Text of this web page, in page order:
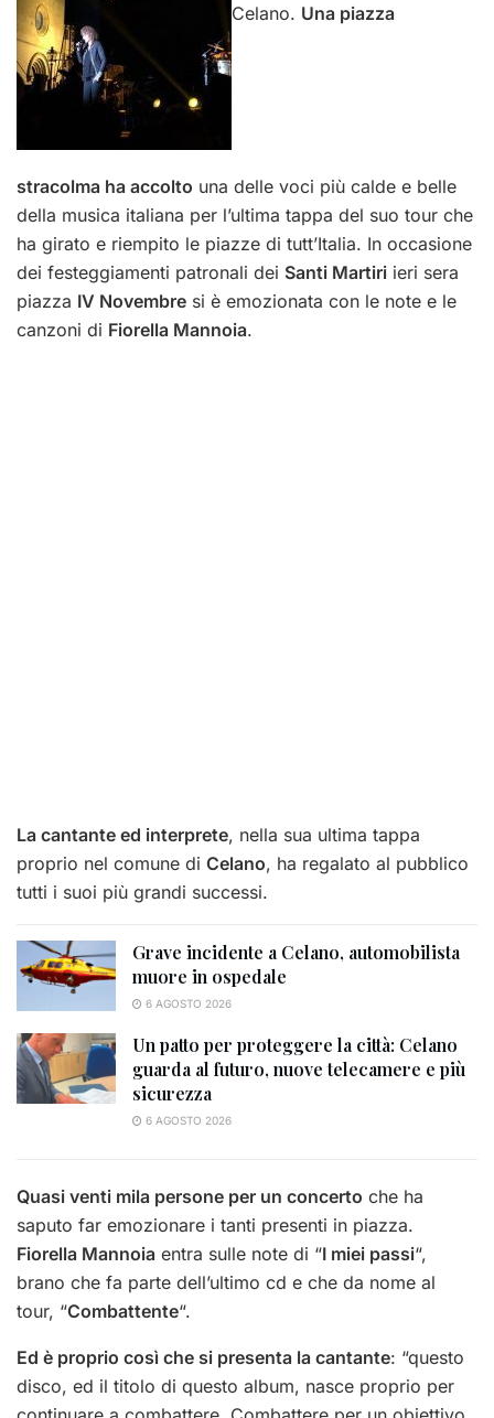
Celano. Una piazza
stracolma ha accolto una delle voci più calde e belle
della musica italiana per l’ultima tappa del suo tour che
ha girato e riempito le piazze di tutt’Italia. In occasione
dei festeggiamenti patronali dei Santi Martiri ieri sera
piazza IV Novembre si è emozionata con le note e le
canzoni di Fiorella Mannoia.
La cantante ed interprete, nella sua ultima tappa
proprio nel comune di Celano, ha regalato al pubblico
tutti i suoi più grandi successi.
Grave incidente a Celano, automobilista
muore in ospedale
6 AGOSTO 2026
Un patto per proteggere la città: Celano
guarda al futuro, nuove telecamere e più
sicurezza
6 AGOSTO 2026
Quasi venti mila persone per un concerto che ha
saputo far emozionare i tanti presenti in piazza.
Fiorella Mannoia entra sulle note di “I miei passi“,
brano che fa parte dell’ultimo cd e che da nome al
tour, “Combattente“.
Ed è proprio così che si presenta la cantante: “questo
disco, ed il titolo di questo album, nasce proprio per